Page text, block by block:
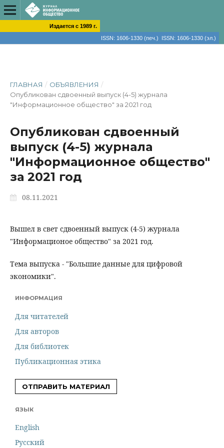
Издается с 1989 г.
ISSN: 1606-1330 (печ.) ISSN: 1606-1330 (эл.)
ГЛАВНАЯ / ОБЪЯВЛЕНИЯ /
Опубликован сдвоенный выпуск (4-5) журнала
"Информационное общество" за 2021 год
Опубликован сдвоенный
выпуск (4-5) журнала
"Информационное общество"
за 2021 год
08.11.2021
Вышел в свет сдвоенный выпуск (4-5) журнала
"Информационое общество" за 2021 год.
Тема выпуска - "Большие данные для цифровой
экономики".
ИНФОРМАЦИЯ
Для читателей
Для авторов
Для библиотек
Публикационная этика
ОТПРАВИТЬ МАТЕРИАЛ
ЯЗЫК
English
Русский